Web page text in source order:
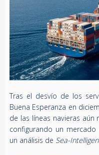
Tras el desvío de los
Buena Esperanza en
de las líneas navieras
configurando un
un análisis de Sea-